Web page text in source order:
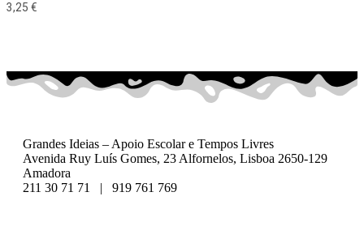
3,25 €
Grandes Ideias – Apoio Escolar e Tempos Livres
Avenida Ruy Luís Gomes, 23 Alfornelos, Lisboa 2650-129
Amadora
211 30 71 71 | 919 761 769